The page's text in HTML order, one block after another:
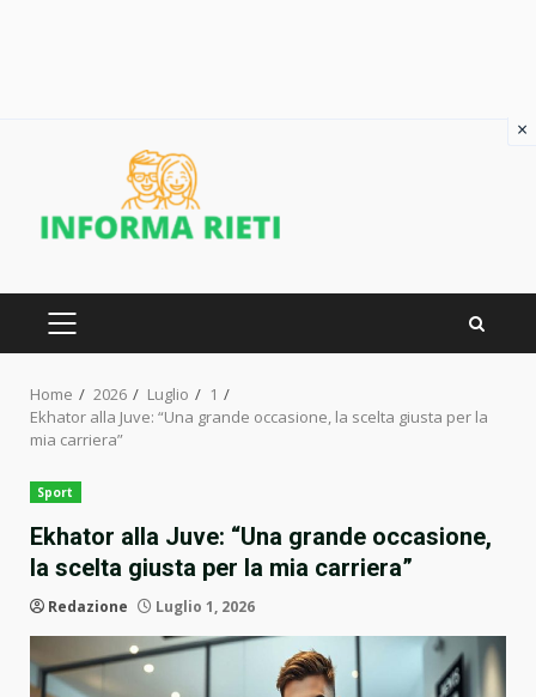
PRIMARY
Home 2026 Luglio
1
Ekhator alla Juve: “Una grande occasione, la scelta giusta per la
mia carriera”
Sport
Ekhator alla Juve: “Una grande occasione,
la scelta giusta per la mia carriera”
Redazione Luglio 1, 2026
×